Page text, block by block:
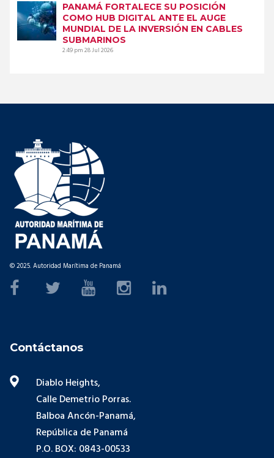
PANAMÁ FORTALECE SU POSICIÓN
COMO HUB DIGITAL ANTE EL AUGE
MUNDIAL DE LA INVERSIÓN EN CABLES
SUBMARINOS
2:49 pm28 Jul 2026
© 2025. Autoridad Marítima de Panamá
Contáctanos
Diablo Heights,
Calle Demetrio Porras.
Balboa Ancón-Panamá,
República de Panamá
P.O. BOX: 0843-00533